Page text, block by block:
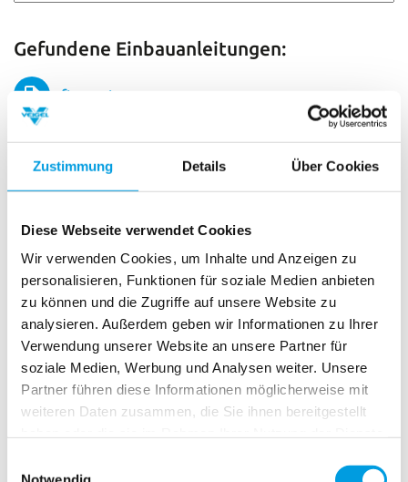
Zustimmung Details Über Cookies
Diese Webseite verwendet Cookies
Wir verwenden Cookies, um Inhalte und Anzeigen zu
personalisieren, Funktionen für soziale Medien anbieten
zu können und die Zugriffe auf unsere Website zu
analysieren. Außerdem geben wir Informationen zu Ihrer
Verwendung unserer Website an unsere Partner für
soziale Medien, Werbung und Analysen weiter. Unsere
Partner führen diese Informationen möglicherweise mit
weiteren Daten zusammen, die Sie ihnen bereitgestellt
Gefundene Einbauanleitungen:
.ftpquota
105539
306243
310397
313611
ABE